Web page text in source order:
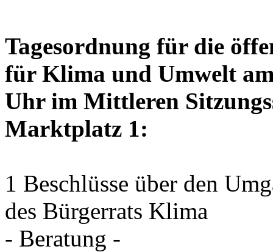
Tagesordnung für die
für Klima und Umwelt
Uhr im Mittleren
Marktplatz 1:
1 Beschlüsse über den
des Bürgerrats Klima
- Beratung -